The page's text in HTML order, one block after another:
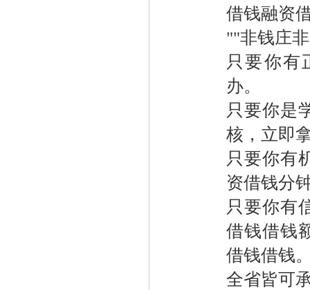
借钱融资
""非钱庄
只要你有
办。
只要你是
核，立即
只要你有
资借钱分
只要你有
借钱借钱
借钱借钱
全省皆可